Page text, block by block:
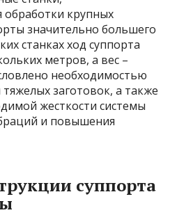
обработки крупных
значительно большего
станках ход суппорта
метров, а вес –
необходимостью
заготовок, а также
жесткости системы
и повышения
суппорта